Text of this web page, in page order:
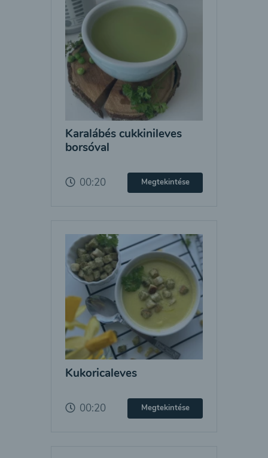
Karalábés cukkinileves
borsóval
00:20 Megtekintése
Kukoricaleves
00:20 Megtekintése